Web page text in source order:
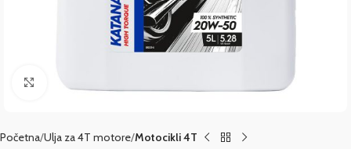
Početna Ulja za 4T motore Motocikli 4T